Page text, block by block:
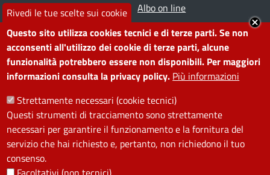
Rivedi le tue scelte sui cookie
Questo sito utilizza cookies tecnici e di terze parti. Se non
acconsenti all'utilizzo dei cookie di terze parti, alcune
funzionalità potrebbero essere non disponibili. Per maggiori
informazioni consulta la privacy policy. Più informazioni
Strettamente necessari (cookie tecnici)
Questi strumenti di tracciamento sono strettamente
necessari per garantire il funzionamento e la fornitura del
servizio che hai richiesto e, pertanto, non richiedono il tuo
consenso.
Prenota appuntamento
Segnala disservizio
Amministrazione
trasparente
Note legali
Albo on line
Redazione web
Piano di miglioramento dei
servizi
Contatti
SEGUICI SU
Facebook
Instagram
YouTube
Telegram
WhatsApp
TwitterLinkedin